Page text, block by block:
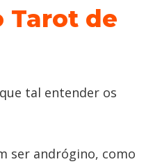
Tarot de
tal entender os
ser andrógino, como